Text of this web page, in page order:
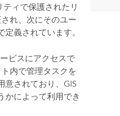
ィで保護されたリ
れ、次にそのユー
義されています。
ビスにアクセスで
内で管理タスクを
意されており、GIS
かによって利用でき